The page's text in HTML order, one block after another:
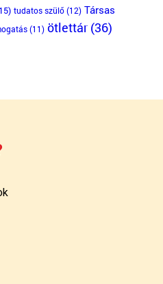
tudatos szülő(12) Társas
(11) ötlettár(36)